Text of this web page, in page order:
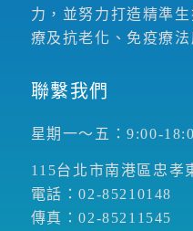
力，並努力打造精準
療及抗老化、免疫療
聯繫我們
星期一～五：9:00-
115台北市南港區忠孝
電話：02-85210148
傳真：02-85211545